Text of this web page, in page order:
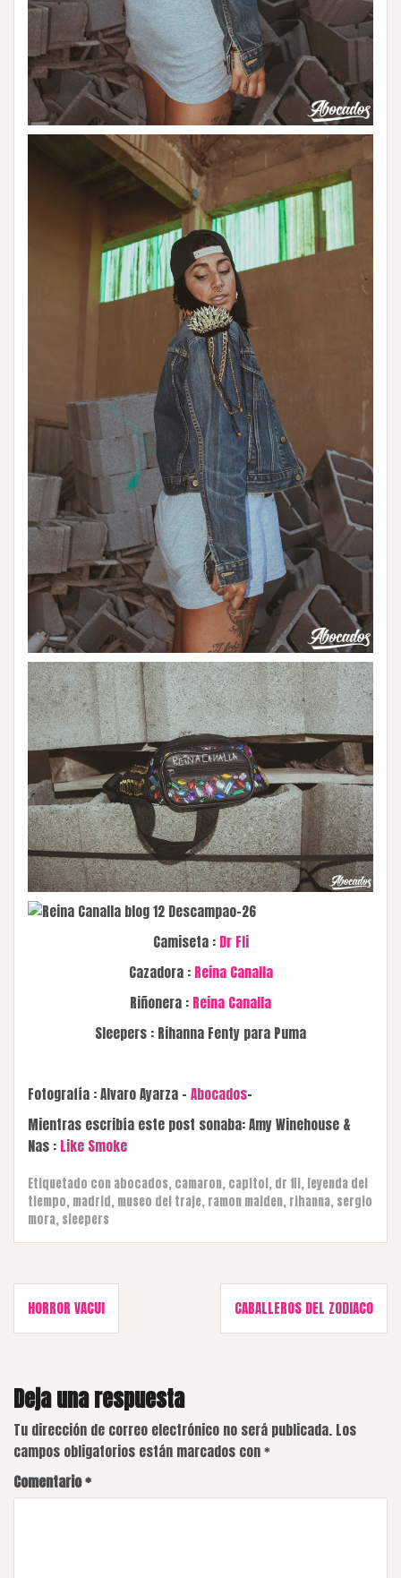
Camiseta : Dr Fli
Cazadora : Reina Canalla
Riñonera : Reina Canalla
Sleepers : Rihanna Fenty para Puma
Fotografía : Alvaro Ayarza – Abocados–
Mientras escribía este post sonaba: Amy Winehouse &
Nas : Like Smoke
Etiquetado con abocados, camaron, capitol, dr fli, leyenda del
tiempo, madrid, museo del traje, ramon maiden, rihanna, sergio
mora, sleepers
Navegación
deHORROR VACUI CABALLEROS DEL ZODIACO
Deja una respuesta
Tu dirección de correo electrónico no será publicada. Los
campos obligatorios están marcados con*
Comentario*